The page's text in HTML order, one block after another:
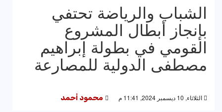
الشباب والرياضة تحتفي
بإنجاز أبطال المشروع
القومي في بطولة إبراهيم
مصطفى الدولية للمصارعة
الثلاثاء, 10 ديسمبر 2024, 11:41 م محمود أحمد